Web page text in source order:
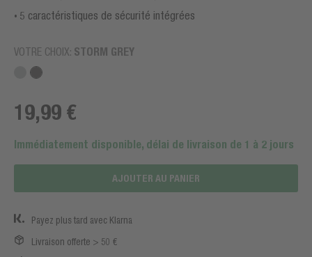
5 caractéristiques de sécurité intégrées
VOTRE CHOIX: STORM GREY
19,99 €
Immédiatement disponible, délai de livraison de 1 à 2 jours
AJOUTER AU PANIER
Payez plus tard avec Klarna
Livraison offerte > 50 €